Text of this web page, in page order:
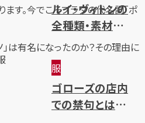
す。今でこそプラダの代名詞「ポ
は有名になったのか？その理由に
ルイ・ヴィトンの
全種類・素材一
覧｜人気・定番
～限定・廃盤ライ
ンまで一挙紹介
服
ゴローズの店内
での禁句とは？